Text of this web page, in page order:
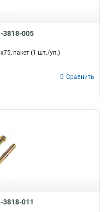
3818-005
пакет (1 шт./уп.)
Сравнить
3818-011